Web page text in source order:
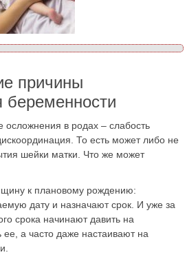
причины
беременности
в родах – слабость
То есть может либо не
шейки матки. Что же может
к плановому рождению:
дату и назначают срок. И уже за
срока начинают давить на
а часто даже настаивают на